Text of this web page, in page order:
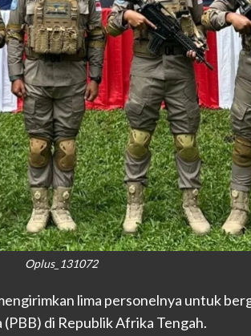
Oplus_131072
lima personelnya untuk
di Republik Afrika Tengah.